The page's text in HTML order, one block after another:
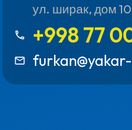
ул. ширак, дом
call +998 77
mail_outline